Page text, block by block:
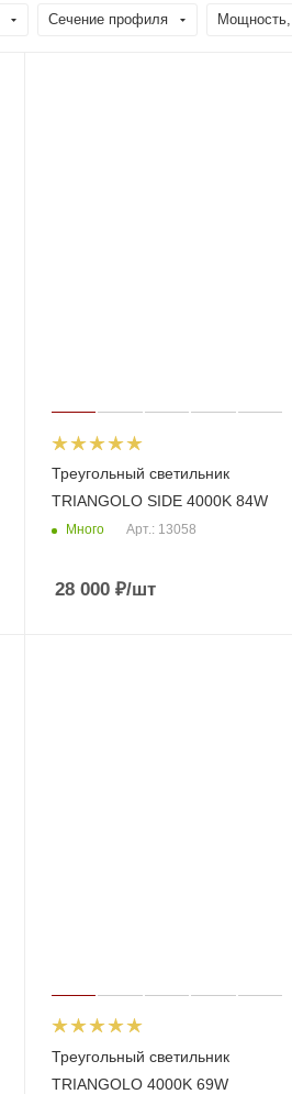
Сечение профиля
Треугольный светильник
TRIANGOLO SIDE 4000K 84W
Много Арт.: 13058
28 000₽/шт
Треугольный светильник
TRIANGOLO 4000K 69W